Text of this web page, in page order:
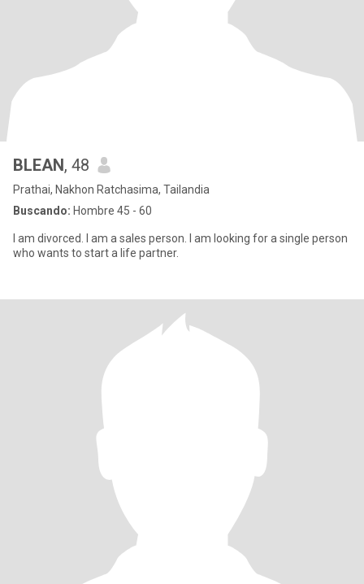
BLEAN, 48
Prathai, Nakhon Ratchasima, Tailandia
Buscando: Hombre 45 - 60
I am divorced. I am a sales person. I am looking for a single person
who wants to start a life partner.